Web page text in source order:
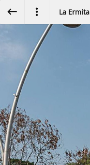
La Ermita
Exit VR
VR Setup
Hold down here
and drag around
for walking